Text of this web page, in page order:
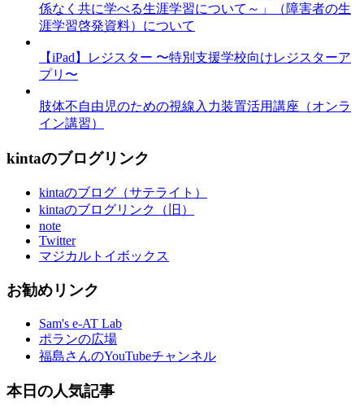
係なく共に学べる生涯学習について～」（障害者の生
涯学習啓発資料）について
【iPad】レジスター 〜特別支援学校向けレジスターア
プリ〜
肢体不自由児のための視線入力装置活用講座（オンラ
イン講習）
kintaのブログリンク
kintaのブログ（サテライト）
kintaのブログリンク（旧）
note
Twitter
マジカルトイボックス
お勧めリンク
Sam's e-AT Lab
ポランの広場
福島さんのYouTubeチャンネル
本日の人気記事